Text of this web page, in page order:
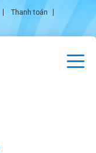
Thanh toán